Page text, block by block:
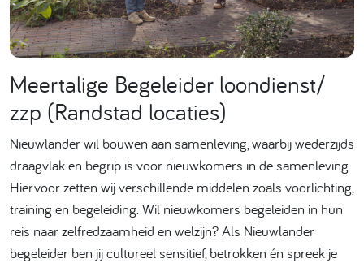
Meertalige Begeleider loondienst/
zzp (Randstad locaties)
Nieuwlander wil bouwen aan samenleving, waarbij wederzijds
draagvlak en begrip is voor nieuwkomers in de samenleving.
Hiervoor zetten wij verschillende middelen zoals voorlichting,
training en begeleiding. Wil nieuwkomers begeleiden in hun
reis naar zelfredzaamheid en welzijn? Als Nieuwlander
begeleider ben jij cultureel sensitief, betrokken én spreek je